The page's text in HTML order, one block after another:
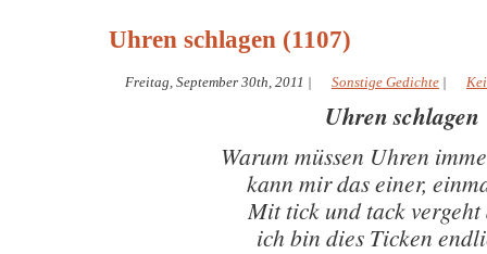
Uhren schlagen (1107)
Freitag, September 30th, 2011 | Sonstige Gedichte |
Uhren schlagen
Warum müssen Uhren
kann mir das einer,
Mit tick und tack
ich bin dies Ticken